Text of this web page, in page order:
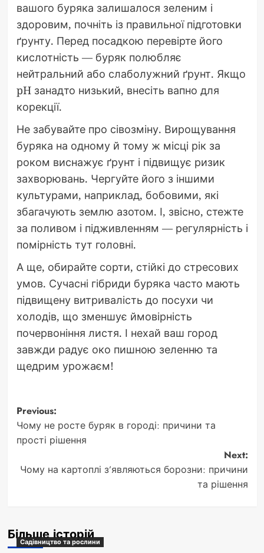
вашого буряка залишалося зеленим і
здоровим, почніть із правильної підготовки
ґрунту. Перед посадкою перевірте його
кислотність — буряк полюбляє
нейтральний або слаболужний ґрунт. Якщо
pH занадто низький, внесіть вапно для
корекції.
Не забувайте про сівозміну. Вирощування
буряка на одному й тому ж місці рік за
роком виснажує ґрунт і підвищує ризик
захворювань. Чергуйте його з іншими
культурами, наприклад, бобовими, які
збагачують землю азотом. І, звісно, стежте
за поливом і підживленням — регулярність і
помірність тут головні.
А ще, обирайте сорти, стійкі до стресових
умов. Сучасні гібриди буряка часто мають
підвищену витривалість до посухи чи
холодів, що зменшує ймовірність
почервоніння листя. І нехай ваш город
завжди радує око пишною зеленню та
щедрим урожаєм!
Post
navigation
Previous:
Чому не росте буряк в городі: причини та
прості рішення
Next:
Чому на картоплі з’являються борозни: причини
та рішення
Більше історій
Садівництво та рослини